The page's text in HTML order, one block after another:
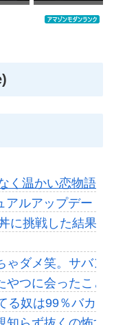
く温かい恋物語
アルアップデー
に挑戦した結果
ゃダメ笑。サバ
やつに会ったこと
る奴は99％バカ